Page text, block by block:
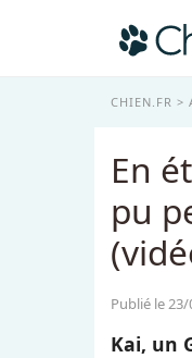
CHIEN.FR
En
pu
Publié le
Kai, un